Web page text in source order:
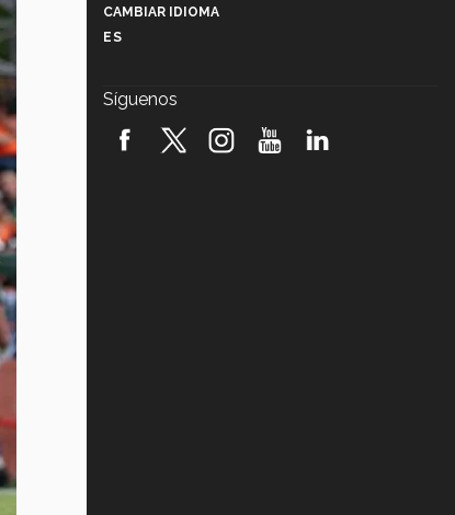
robótica FIRST 2026! (video)
CAMBIAR IDIOMA
ES
Síguenos